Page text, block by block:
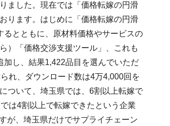
ました。現在では「価格転嫁の円滑
ります。はじめに「価格転嫁の円滑
とともに、原材料価格やサービスの
）「価格交渉支援ツール」、これも
し、結果1,422品目を選んでいただ
れ、ダウンロード数は4万4,000回を
ついて、埼玉県では、6割以上転嫁で
は4割以上で転嫁できたという企業
が、埼玉県だけでサプライチェーン